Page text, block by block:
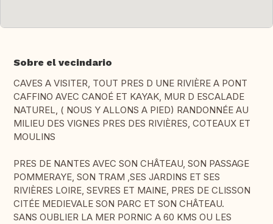
Sobre el vecindario
CAVES A VISITER, TOUT PRES D UNE RIVIÈRE A PONT
CAFFINO AVEC CANOÉ ET KAYAK, MUR D ESCALADE
NATUREL, ( NOUS Y ALLONS A PIED) RANDONNÉE AU
MILIEU DES VIGNES PRES DES RIVIÈRES, COTEAUX ET
MOULINS
PRES DE NANTES AVEC SON CHÂTEAU, SON PASSAGE
POMMERAYE, SON TRAM ,SES JARDINS ET SES
RIVIÈRES LOIRE, SEVRES ET MAINE, PRES DE CLISSON
CITÉE MEDIEVALE SON PARC ET SON CHÂTEAU.
SANS OUBLIER LA MER PORNIC A 60 KMS OU LES